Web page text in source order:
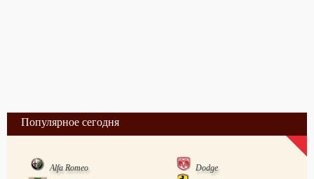
Популярное сегодня
Alfa Romeo
Dodge